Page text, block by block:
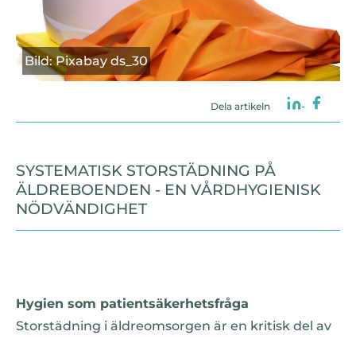
Bild: Pixabay ds_30
Dela artikeln
SYSTEMATISK STORSTÄDNING PÅ
ÄLDREBOENDEN - EN VÅRDHYGIENISK
NÖDVÄNDIGHET
Hygien som patientsäkerhetsfråga
Storstädning i äldreomsorgen är en kritisk del av